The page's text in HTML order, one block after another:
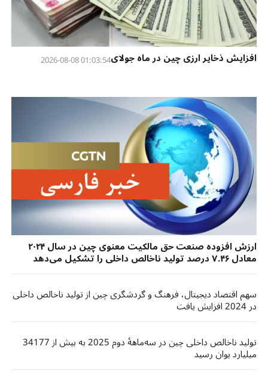
افزایش ذخایر ارزی چین در ماه جولای01:03:54 2026-08-08
ارزش افزوده صنعت حق مالکیت معنوی چین در سال ۲۰۲۴
معادل ۷.۴۶ درصد تولید ناخالص داخلی را تشکیل می‌دهد
سهم اقتصاد دیجیتال، فرهنگ و گردشگری چین از تولید ناخالص داخلی
در 2024 افزایش یافت
تولید ناخالص داخلی چین در سه‌ماههٔ دوم 2025 به بیش از 34177
میلیارد یوان رسید